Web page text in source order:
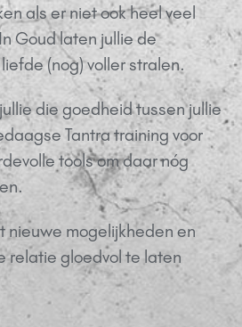
als er niet ook heel veel
Goud laten jullie de
(nog) voller stralen.
die goedheid tussen jullie
Tantra training voor
tools om daar nóg
nieuwe mogelijkheden en
relatie gloedvol te laten